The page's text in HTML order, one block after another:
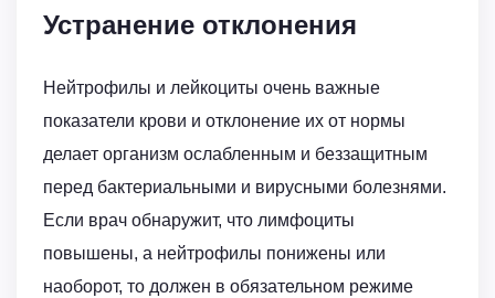
Устранение отклонения
Нейтрофилы и лейкоциты очень важные
показатели крови и отклонение их от нормы
делает организм ослабленным и беззащитным
перед бактериальными и вирусными болезнями.
Если врач обнаружит, что лимфоциты
повышены, а нейтрофилы понижены или
наоборот, то должен в обязательном режиме